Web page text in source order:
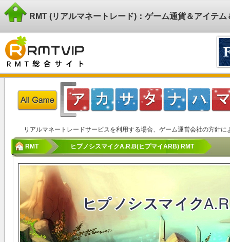
RMT (リアルマネートレード)：ゲーム通貨＆アイテ
リアルマネートレードサービスを利用する場合、ゲーム運営会社の方針
RMT ヒプノシスマイクA.R.B(ヒプマイARB) RMT